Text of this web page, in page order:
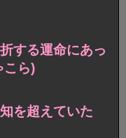
する運命にあっ
ら)
を超えていた